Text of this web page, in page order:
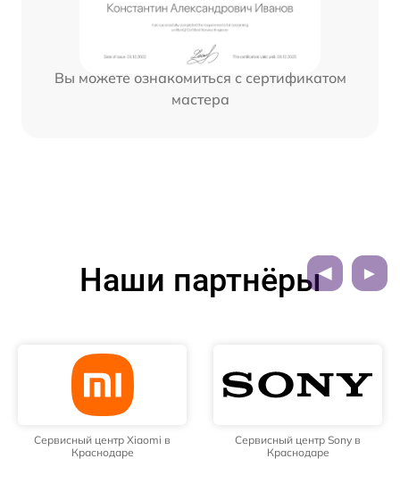
Вы можете ознакомиться с сертификатом
мастера
Наши партнёры
Сервисный центр Xiaomi в
Краснодаре
Сервисный центр Sony в
Краснодаре